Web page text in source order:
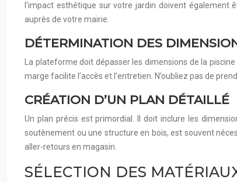
l’impact esthétique sur votre jardin doivent
auprès de votre mairie.
DÉTERMINATION DES
La plateforme doit dépasser les dimensions de la
marge facilite l’accès et l’entretien. N’oubliez pas de
CRÉATION D’UN PLAN DÉTAILLÉ
Un plan précis est primordial. Il doit inclure les
soutènement ou une structure en bois, est souvent
aller-retours en magasin.
SÉLECTION DES